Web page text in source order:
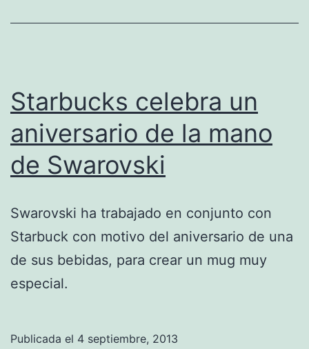
Starbucks celebra un
aniversario de la mano
de Swarovski
Swarovski ha trabajado en conjunto con
Starbuck con motivo del aniversario de una
de sus bebidas, para crear un mug muy
especial.
Publicada el 4 septiembre, 2013